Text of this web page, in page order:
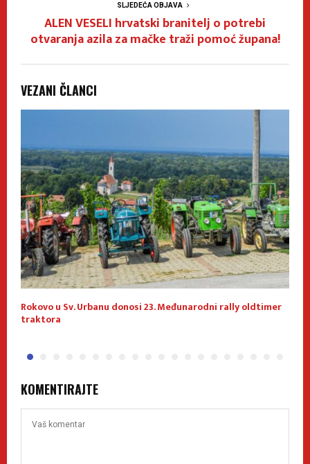
SLJEDEĆA OBJAVA
ALEN VESELI hrvatski branitelj o potrebi
otvaranja azila za mačke traži pomoć župana!
VEZANI ČLANCI
Rokovo u Sv. Urbanu donosi 23. Međunarodni rally oldtimer
traktora
KOMENTIRAJTE